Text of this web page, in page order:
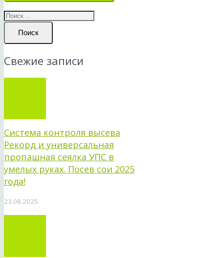
Поиск
Свежие записи
Система контроля высева
Рекорд и универсальная
пропашная сеялка УПС в
умелых руках. Посев сои 2025
года!
23.08.2025